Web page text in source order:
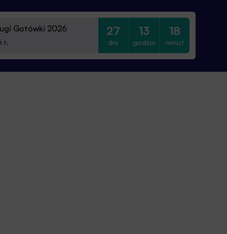
Gotówki 2026
r.
27
dni
13
godzin
18
minut